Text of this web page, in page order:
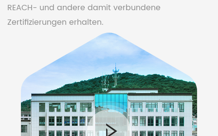
REACH- und andere damit verbundene
Zertifizierungen erhalten.